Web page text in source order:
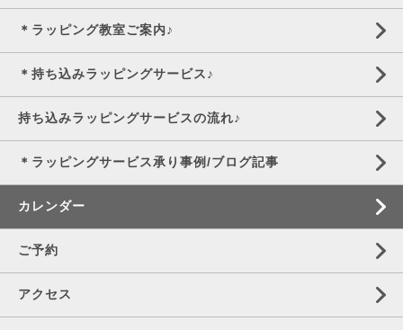
＊ラッピング教室ご案内♪
＊持ち込みラッピングサービス♪
持ち込みラッピングサービスの流れ♪
＊ラッピングサービス承り事例/ブログ記事
カレンダー
ご予約
アクセス